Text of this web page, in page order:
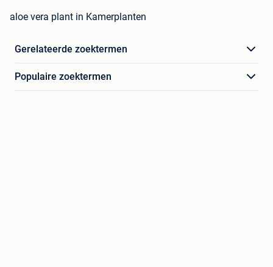
aloe vera plant in Kamerplanten
Gerelateerde zoektermen
Populaire zoektermen